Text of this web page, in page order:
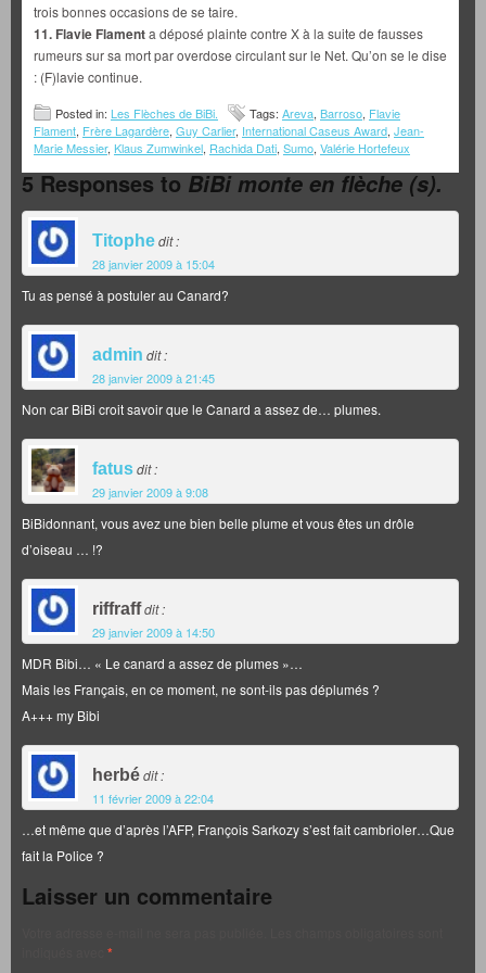
trois bonnes occasions de se taire.
11. Flavie Flamenta déposé plainte contre X à la suite de fausses
rumeurs sur sa mort par overdose circulant sur le Net. Qu’on se le dise
: (F)lavie continue.
Posted in: Les Flèches de BiBi. Tags: Areva, Barroso, Flavie
Flament, Frère Lagardère, Guy Carlier, International Caseus Award, Jean-
Marie Messier, Klaus Zumwinkel, Rachida Dati, Sumo, Valérie Hortefeux
5 Responses toBiBi monte en flèche (s).
Titophedit :
28 janvier 2009 à 15:04
Tu as pensé à postuler au Canard?
admin dit :
28 janvier 2009 à 21:45
Non car BiBi croit savoir que le Canard a assez de… plumes.
fatusdit :
29 janvier 2009 à 9:08
BiBidonnant, vous avez une bien belle plume et vous êtes un drôle
d’oiseau … !?
riffraffdit :
29 janvier 2009 à 14:50
MDR Bibi… « Le canard a assez de plumes »…
Mais les Français, en ce moment, ne sont-ils pas déplumés ?
A+++ my Bibi
herbédit :
11 février 2009 à 22:04
…et même que d’après l’AFP, François Sarkozy s’est fait cambrioler…Que
fait la Police ?
Laisser un commentaire
*